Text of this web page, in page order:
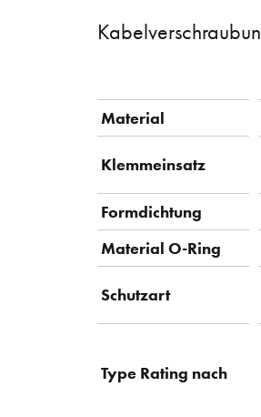
Material
Klemmeinsatz
Formdichtung
Material O-Ring
Schutzart
Type Rating nach